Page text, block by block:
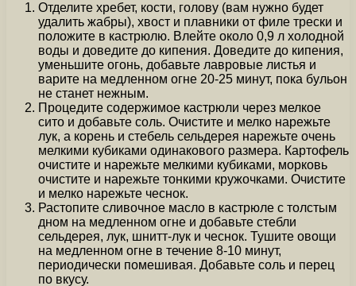
Отделите хребет, кости, голову (вам нужно будет
удалить жабры), хвост и плавники от филе трески и
положите в кастрюлю. Влейте около 0,9 л холодной
воды и доведите до кипения. Доведите до кипения,
уменьшите огонь, добавьте лавровые листья и
варите на медленном огне 20-25 минут, пока бульон
не станет нежным.
Процедите содержимое кастрюли через мелкое
сито и добавьте соль. Очистите и мелко нарежьте
лук, а корень и стебель сельдерея нарежьте очень
мелкими кубиками одинакового размера. Картофель
очистите и нарежьте мелкими кубиками, морковь
очистите и нарежьте тонкими кружочками. Очистите
и мелко нарежьте чеснок.
Растопите сливочное масло в кастрюле с толстым
дном на медленном огне и добавьте стебли
сельдерея, лук, шнитт-лук и чеснок. Тушите овощи
на медленном огне в течение 8-10 минут,
периодически помешивая. Добавьте соль и перец
по вкусу.